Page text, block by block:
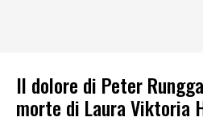
Il dolore di Peter
morte di Laura Viktoria